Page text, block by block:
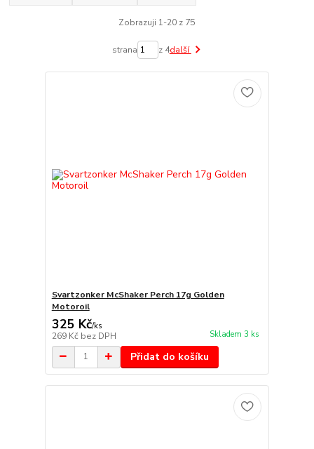
Zobrazuji 1-20 z 75
strana z 4další
Svartzonker McShaker Perch 17g Golden
Motoroil
325 Kč/ks
269 Kč bez DPH Skladem 3 ks
Přidat do košíku